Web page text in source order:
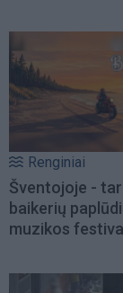
Renginiai
Šventojoje -
baikerių
muzikos